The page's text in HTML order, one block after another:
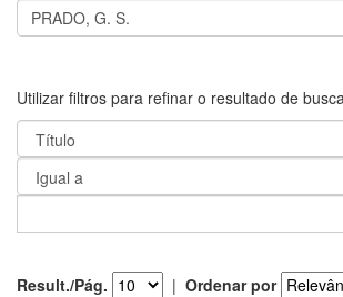
Utilizar filtros para refinar o resultado de
Result./Pág. | Ordenar por